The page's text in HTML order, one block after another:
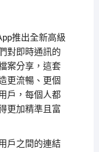
推出全新高級
對即時通訊的
案分享，這套
更流暢、更個
戶，每個人都
更加精準且富
戶之間的連結